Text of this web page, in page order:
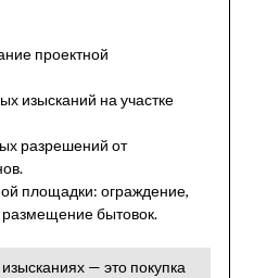
проектной
изысканий на участке
разрешений от
площадки: ограждение,
бытовок.
— это покупка